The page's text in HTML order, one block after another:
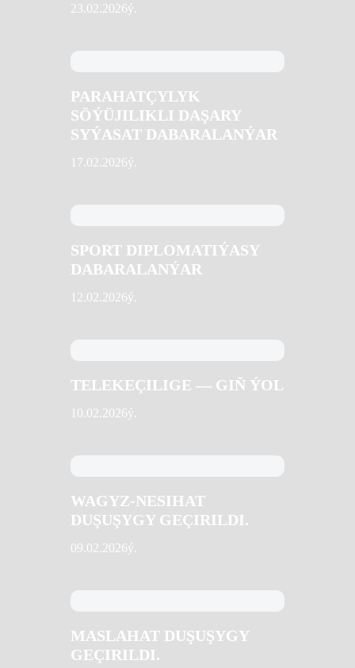
23.02.2026ý.
PARAHATÇYLYK
SÖÝÜJILIKLI DAŞARY
SYÝASAT DABARALANÝAR
17.02.2026ý.
SPORT DIPLOMATIÝASY
DABARALANÝAR
12.02.2026ý.
TELEKEÇILIGE — GIŇ ÝOL
10.02.2026ý.
WAGYZ-NESIHAT
DUŞUŞYGY GEÇIRILDI.
09.02.2026ý.
MASLAHAT DUŞUŞYGY
GEÇIRILDI.